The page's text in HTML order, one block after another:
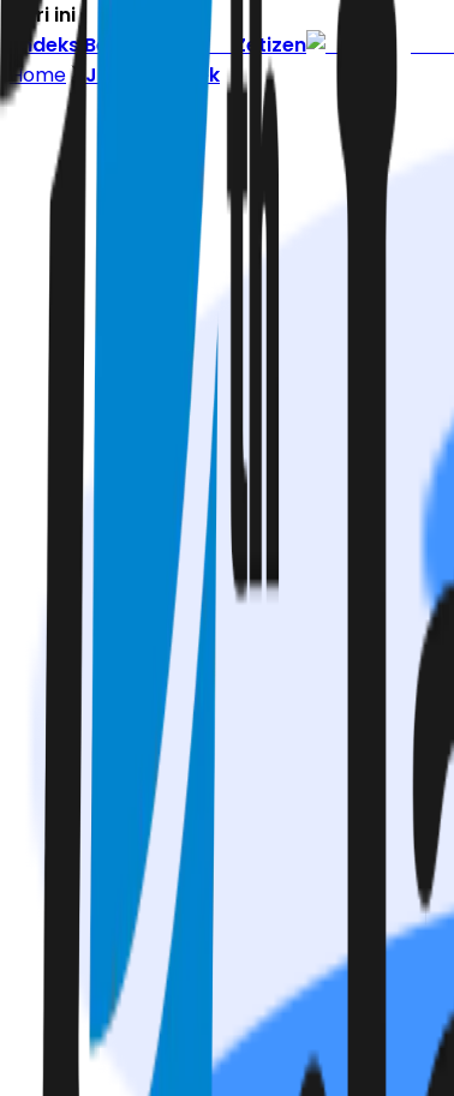
Hari ini
Indeks Berita Zetizen
Home
Jabodetabek